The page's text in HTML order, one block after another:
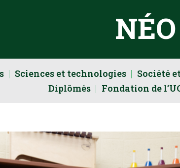
NÉO
Sciences et technologies Société
Diplômés
Fondation de